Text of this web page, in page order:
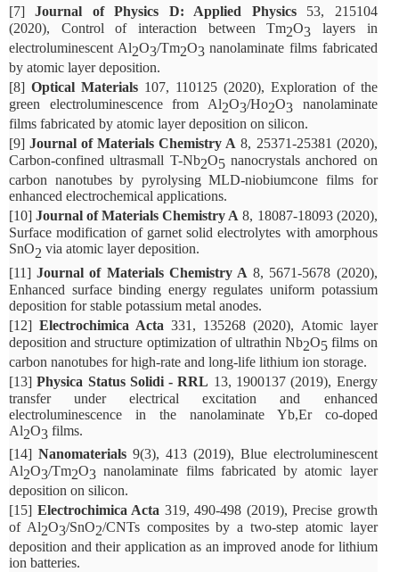
[7]Journal of Physics D: Applied Physics53, 215104
(2020), Control of interaction between Tm2O3 layers in
electroluminescent Al2O3/Tm2O3 nanolaminate films fabricated
by atomic layer deposition.
[8] Optical Materials107, 110125 (2020), Exploration of the
green electroluminescence from Al2O3/Ho2O3 nanolaminate
films fabricated by atomic layer deposition on silicon.
[9]Journal of Materials Chemistry A 8, 25371-25381 (2020),
Carbon-confined ultrasmall T-Nb2O5 nanocrystals anchored on
carbon nanotubes by pyrolysing MLD-niobiumcone films for
enhanced electrochemical applications.
[10]Journal of Materials Chemistry A 8, 18087-18093 (2020),
Surface modification of garnet solid electrolytes with amorphous
SnO2 via atomic layer deposition.
[11]Journal of Materials Chemistry A 8, 5671-5678 (2020),
Enhanced surface binding energy regulates uniform potassium
deposition for stable potassium metal anodes.
[12]Electrochimica Acta 331, 135268 (2020), Atomic layer
deposition and structure optimization of ultrathin Nb2O5 films on
carbon nanotubes for high-rate and long-life lithium ion storage.
[13]Physica Status Solidi - RRL 13, 1900137 (2019), Energy
transfer under electrical excitation and enhanced
electroluminescence in the nanolaminate Yb,Er co-doped
Al2O3 films.
[14] Nanomaterials9(3), 413 (2019), Blue electroluminescent
Al2O3/Tm2O3 nanolaminate films fabricated by atomic layer
deposition on silicon.
[15] Electrochimica Acta 319, 490-498 (2019), Precise growth
of Al2O3/SnO2/CNTs composites by a two-step atomic layer
deposition and their application as an improved anode for lithium
ion batteries.